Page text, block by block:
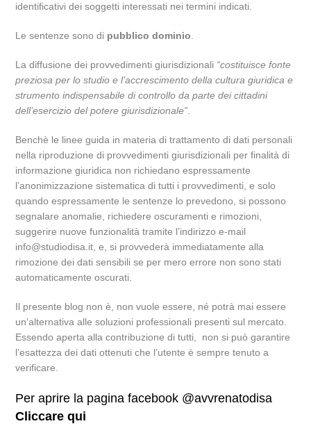
identificativi dei soggetti interessati nei termini indicati.
Le sentenze sono di pubblico dominio
La diffusione dei provvedimenti giurisdizionali “costituisce fonte
preziosa per lo studio e l’accrescimento della cultura giuridica e
strumento indispensabile di controllo da parte dei cittadini
dell’esercizio del potere giurisdizionale”
Benchè le linee guida in materia di trattamento di dati personali
nella riproduzione di provvedimenti giurisdizionali per finalità di
informazione giuridica non richiedano espressamente
l’anonimizzazione sistematica di tutti i provvedimenti, e solo
quando espressamente le sentenze lo prevedono, si possono
segnalare anomalie, richiedere oscuramenti e rimozioni,
suggerire nuove funzionalità tramite l’indirizzo e-mail
info@studiodisa.it, e, si provvederà immediatamente alla
rimozione dei dati sensibili se per mero errore non sono stati
automaticamente oscurati.
Il presente blog non è, non vuole essere, né potrà mai essere
un’alternativa alle soluzioni professionali presenti sul mercato.
Essendo aperta alla contribuzione di tutti, non si può garantire
l’esattezza dei dati ottenuti che l’utente è sempre tenuto a
verificare.
Per aprire la pagina facebook @avvrenatodisa
Cliccare qui